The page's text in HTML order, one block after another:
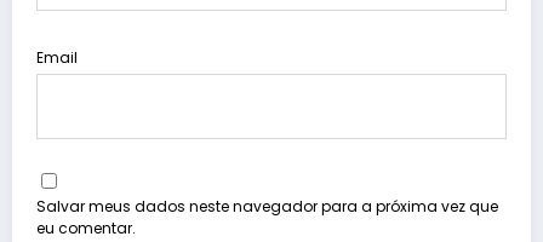
Email
Salvar meus dados neste navegador para a próxima vez que
eu comentar.